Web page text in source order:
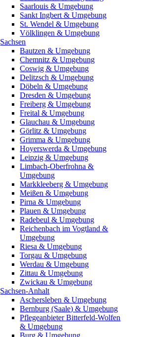
Saarlouis & Umgebung
Sankt Ingbert & Umgebung
St. Wendel & Umgebung
Völklingen & Umgebung
Sachsen
Bautzen & Umgebung
Chemnitz & Umgebung
Coswig & Umgebung
Delitzsch & Umgebung
Döbeln & Umgebung
Dresden & Umgebung
Freiberg & Umgebung
Freital & Umgebung
Glauchau & Umgebung
Görlitz & Umgebung
Grimma & Umgebung
Hoyerswerda & Umgebung
Leipzig & Umgebung
Limbach-Oberfrohna &
Umgebung
Markkleeberg & Umgebung
Meißen & Umgebung
Pirna & Umgebung
Plauen & Umgebung
Radebeul & Umgebung
Reichenbach im Vogtland &
Umgebung
Riesa & Umgebung
Torgau & Umgebung
Werdau & Umgebung
Zittau & Umgebung
Zwickau & Umgebung
Sachsen-Anhalt
Aschersleben & Umgebung
Bernburg (Saale) & Umgebung
Pflegeanbieter Bitterfeld-Wolfen
& Umgebung
Burg & Umgebung